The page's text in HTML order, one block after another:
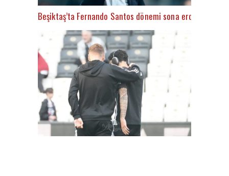
Beşiktaş’ta Fernando Santos dönemi sona erdi